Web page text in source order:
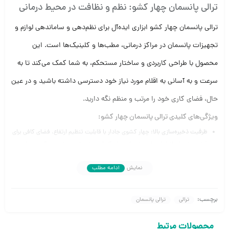
ترالی پانسمان چهار کشو: نظم و نظافت در محیط درمانی
ترالی پانسمان چهار کشو ابزاری ایده‌آل برای نظم‌دهی و ساماندهی لوازم و
تجهیزات پانسمان در مراکز درمانی، مطب‌ها و کلینیک‌ها است. این
محصول با طراحی کاربردی و ساختار مستحکم، به شما کمک می‌کند تا به
سرعت و به آسانی به اقلام مورد نیاز خود دسترسی داشته باشید و در عین
حال، فضای کاری خود را مرتب و منظم نگه دارید.
ویژگی‌های کلیدی ترالی پانسمان چهار کشو:
ظرفیت ذخیره‌سازی بالا: چهار کشوی جادار با قابلیت تنظیم ارتفاع، فضای کافی برای
کشوها به صورت روان و آسان باز و بسته می‌شوند و به شما امکان
نمایش ادامه مطلب
برچسب: ترالی ترالی پانسمان